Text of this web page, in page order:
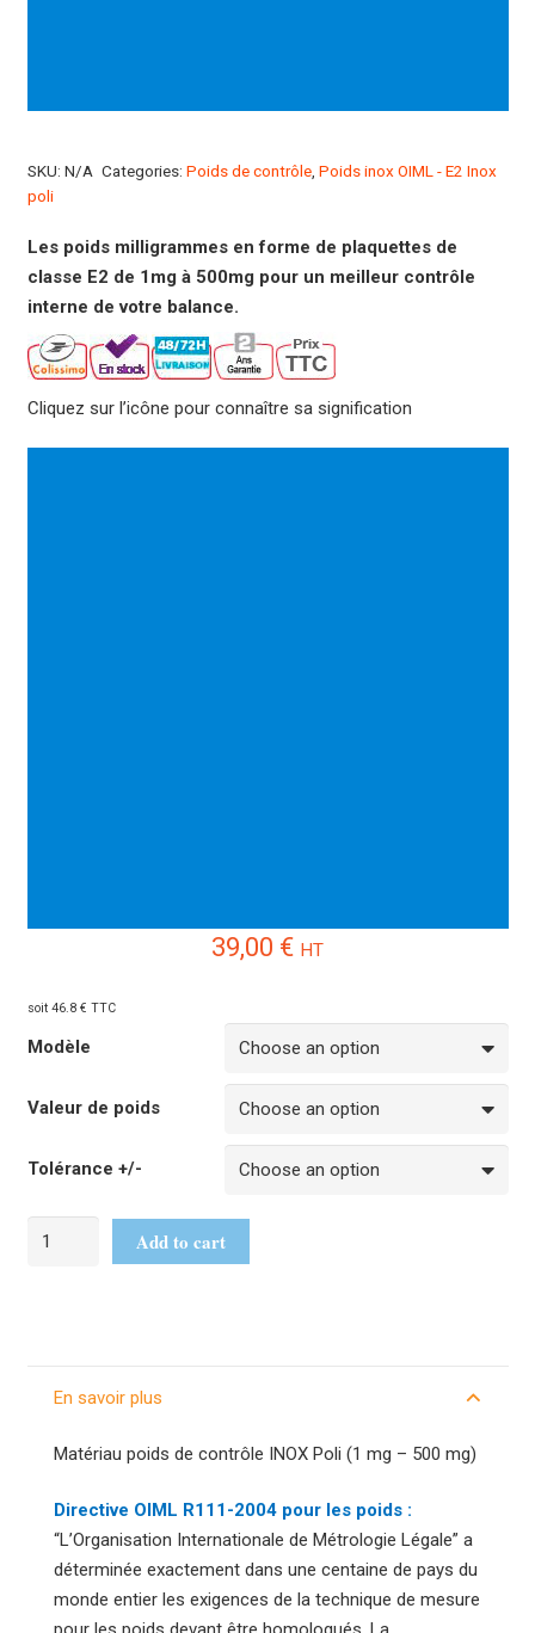
SKU: N/A Categories: Poids de contrôle Poids inox OIML - E2 Inox
poli
Les poids milligrammes en forme de plaquettes de
classe E2 de 1mg à 500mg pour un meilleur contrôle
interne de votre balance.
Cliquez sur l’icône pour connaître sa signification
39,00 € HT
soit 46.8 € TTC
Modèle
Valeur de poids
Tolérance +/-
Add to cart
En savoir plus
Matériau poids de contrôle INOX Poli (1 mg – 500 mg)
Directive OIML R111-2004 pour les poids :
“L’Organisation Internationale de Métrologie Légale” a
déterminée exactement dans une centaine de pays du
monde entier les exigences de la technique de mesure